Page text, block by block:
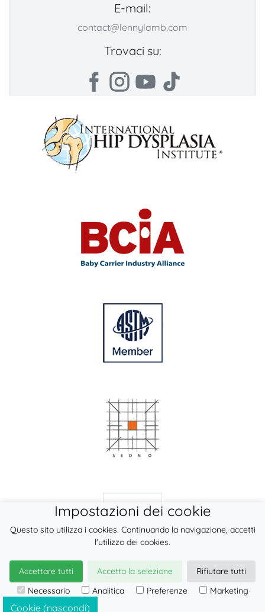
E-mail:
contact@lennylamb.com
Trovaci su:
© 2026
LennyLamb sp. z o.o. sp.k.
·prodotti babywearingFabbricante ·
Ingrosso Portabebè (Marsupi/fasce ad anelli/fasce
Cookie (nascondi)
Impostazioni dei cookie
Questo sito utilizza i cookies. Continuando la navigazione, accetti
l'utilizzo dei cookies.
Accettare tutti Accetta la selezione
Rifiutare tutti
Necessario
Analitica Preferenze Marketing